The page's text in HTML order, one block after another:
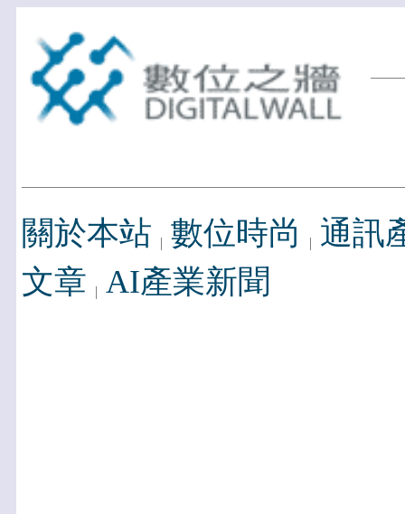
關於本站 數位時尚
通訊
文章 AI產業新聞